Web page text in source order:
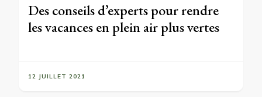
Des conseils d’experts pour rendre
les vacances en plein air plus vertes
12 JUILLET 2021